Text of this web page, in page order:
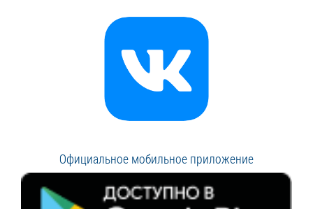
Официальное мобильное приложение